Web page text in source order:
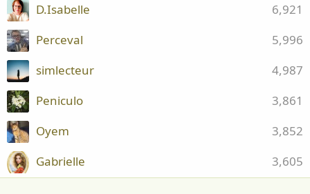
6,921
D.Isabelle
5,996
Perceval
4,987
simlecteur
3,861
Peniculo
3,852
Oyem
3,605
Gabrielle